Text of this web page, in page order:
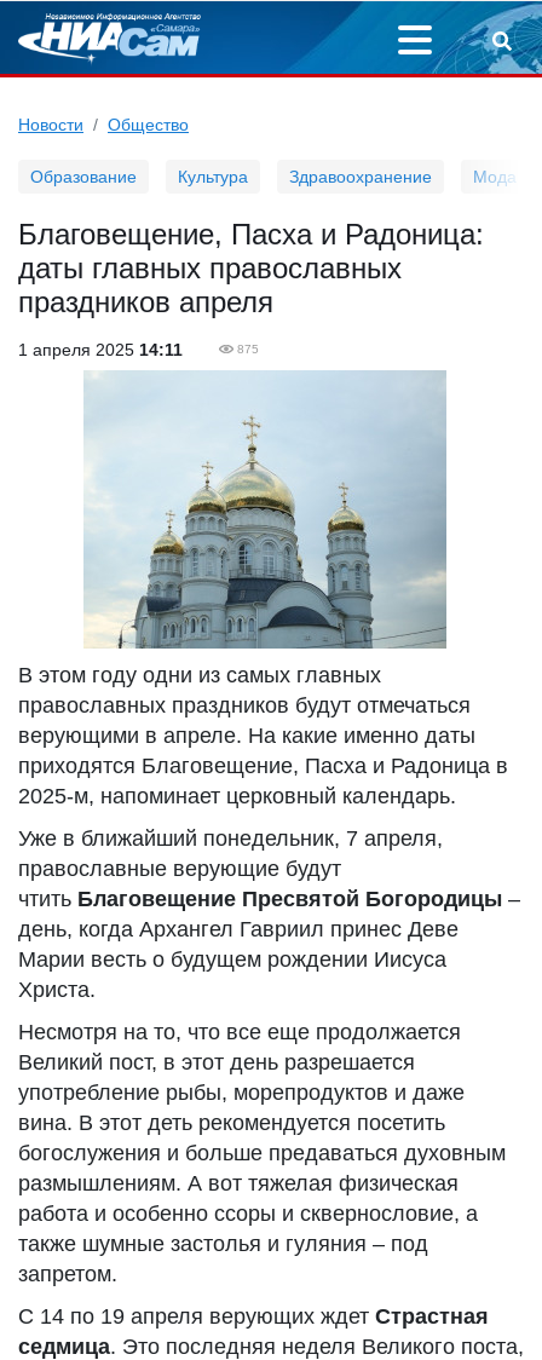
Новости Общество
Образование Культура Здравоохранение Мода
Благовещение, Пасха и Радоница:
даты главных православных
праздников апреля
1 апреля 2025 14:11 875
В этом году одни из самых главных
православных праздников будут отмечаться
верующими в апреле. На какие именно даты
приходятся Благовещение, Пасха и Радоница в
2025-м, напоминает церковный календарь.
Уже в ближайший понедельник, 7 апреля,
православные верующие будут
чтить Благовещение Пресвятой Богородицы –
день, когда Архангел Гавриил принес Деве
Марии весть о будущем рождении Иисуса
Христа.
Несмотря на то, что все еще продолжается
Великий пост, в этот день разрешается
употребление рыбы, морепродуктов и даже
вина. В этот деть рекомендуется посетить
богослужения и больше предаваться духовным
размышлениям. А вот тяжелая физическая
работа и особенно ссоры и сквернословие, а
также шумные застолья и гуляния – под
запретом.
С 14 по 19 апреля верующих ждет Страстная
седмица. Это последняя неделя Великого поста,